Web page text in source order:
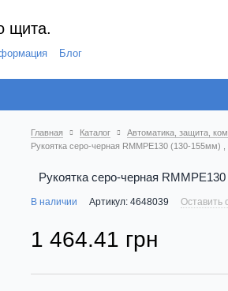
щита.
Блог
Главная Каталог Автоматика, защита,
Рукоятка серо-черная RMMPE130 (130-155мм) ,
Рукоятка серо-черная
В наличии Артикул: 4648039 Оставить
1 464.41 грн